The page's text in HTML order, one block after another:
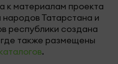
к материалам проекта
Татарстана и
республики создана
также размещены
.